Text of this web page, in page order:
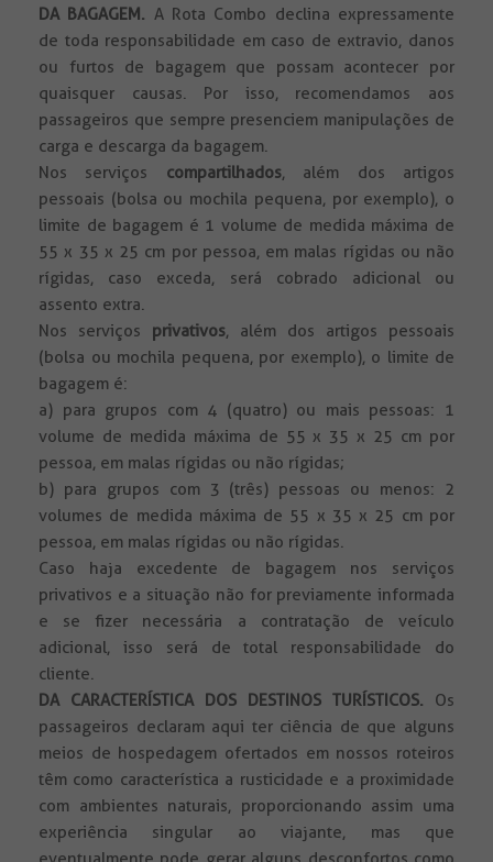
DA BAGAGEM. A Rota Combo declina expressamente
de toda responsabilidade em caso de extravio, danos
ou furtos de bagagem que possam acontecer por
quaisquer causas. Por isso, recomendamos aos
passageiros que sempre presenciem manipulações de
carga e descarga da bagagem.
Nos serviços compartilhados, além dos artigos
pessoais (bolsa ou mochila pequena, por exemplo), o
limite de bagagem é 1 volume de medida máxima de
55 x 35 x 25 cm por pessoa, em malas rígidas ou não
rígidas, caso exceda, será cobrado adicional ou
assento extra.
Nos serviços privativos, além dos artigos pessoais
(bolsa ou mochila pequena, por exemplo), o limite de
bagagem é:
a) para grupos com 4 (quatro) ou mais pessoas: 1
volume de medida máxima de 55 x 35 x 25 cm por
pessoa, em malas rígidas ou não rígidas;
b) para grupos com 3 (três) pessoas ou menos: 2
volumes de medida máxima de 55 x 35 x 25 cm por
pessoa, em malas rígidas ou não rígidas.
Caso haja excedente de bagagem nos serviços
privativos e a situação não for previamente informada
e se fizer necessária a contratação de veículo
adicional, isso será de total responsabilidade do
cliente.
DA CARACTERÍSTICA DOS DESTINOS TURÍSTICOS. Os
passageiros declaram aqui ter ciência de que alguns
meios de hospedagem ofertados em nossos roteiros
têm como característica a rusticidade e a proximidade
com ambientes naturais, proporcionando assim uma
experiência singular ao viajante, mas que